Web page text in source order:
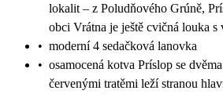
lokalit – z Poludňového Grúně,
obci Vrátna je ještě cvičná louka
• moderní 4 sedačková lanovka
• osamocená kotva Príslop se
červenými tratěmi leží stranou